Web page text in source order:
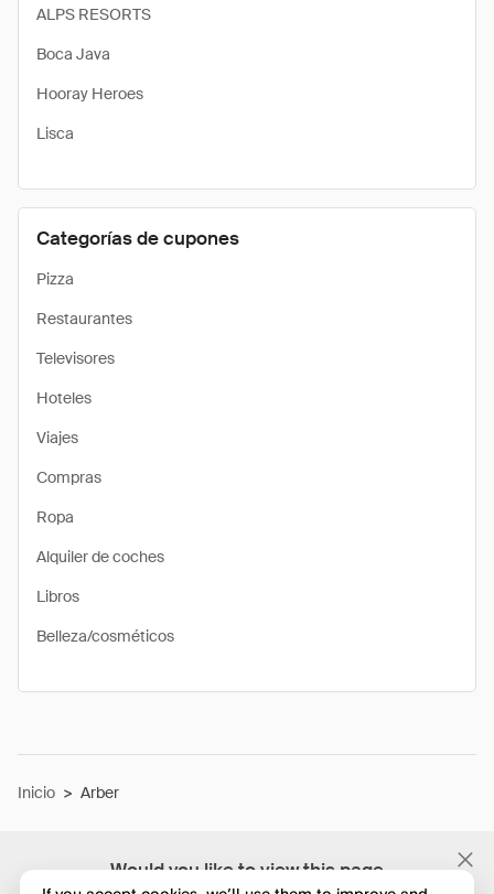
Would you like to view this page
ALPS RESORTS
Boca Java
Hooray Heroes
Lisca
Categorías de cupones
Pizza
Restaurantes
Televisores
Hoteles
Viajes
Compras
Ropa
Alquiler de coches
Libros
Belleza/cosméticos
Inicio > Arber